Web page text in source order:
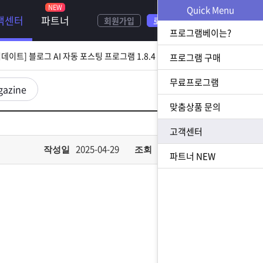
센터 파트너
NEW
회원가입 로그인
[ 2026.08.05 업데이트] 스토어 사업자 디비 추출 프로그램 1.5.9 업데이트
[ 2026.07.31 업데이트] 블로그 AI 자동 포스팅 프로그램 1.8.4 업데이트
이트] N사 쪽지 자동 발송 프로그램 1.3.0 업데이트
[ 2026.07.23 업데이트] 황금 키워드 수집 추출 프로그램 1.1.8 업데이트
작성일 2025-04-29 조회
Quick Menu
프로그램베이는?
프로그램 구매
무료프로그램
맞춤상품 문의
고객센터
파트너 NEW